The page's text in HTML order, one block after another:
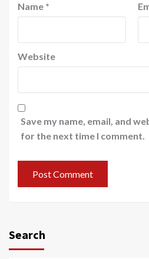
Name *
Website
Save my name, email, and
for the next time I comment.
Search